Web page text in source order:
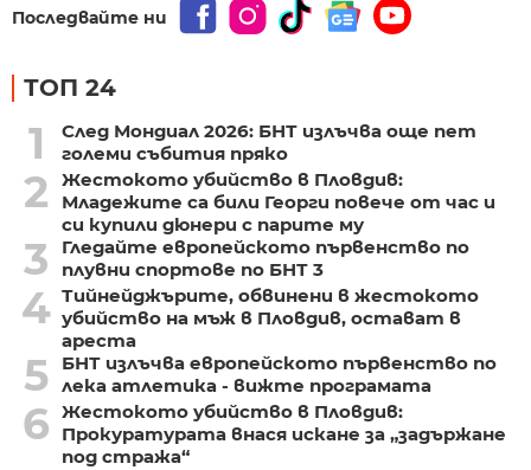
Последвайте ни
ТОП 24
1
След Мондиал 2026: БНТ излъчва още пет
големи събития пряко
2
Жестокото убийство в Пловдив:
Младежите са били Георги повече от час и
си купили дюнери с парите му
3
Гледайте европейското първенство по
плувни спортове по БНТ 3
4 Тийнейджърите, обвинени в жестокото
убийство на мъж в Пловдив, остават в
ареста
5
БНТ излъчва европейското първенство по
лека атлетика - вижте програмата
6 Жестокото убийство в Пловдив:
Прокуратурата внася искане за „задържане
под стража“